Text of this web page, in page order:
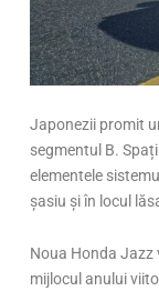
Japonezii promit
segmentul B.
elementele
șasiu și în locul
Noua Honda Jazz
mijlocul anului